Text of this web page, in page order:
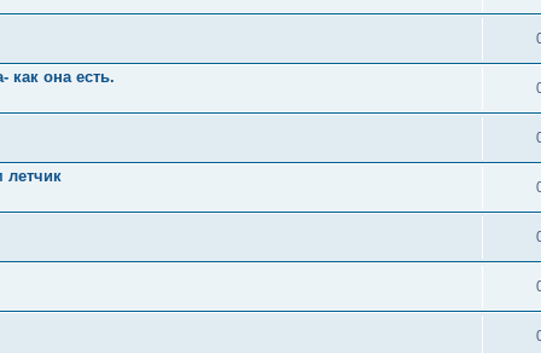
как она есть.
летчик